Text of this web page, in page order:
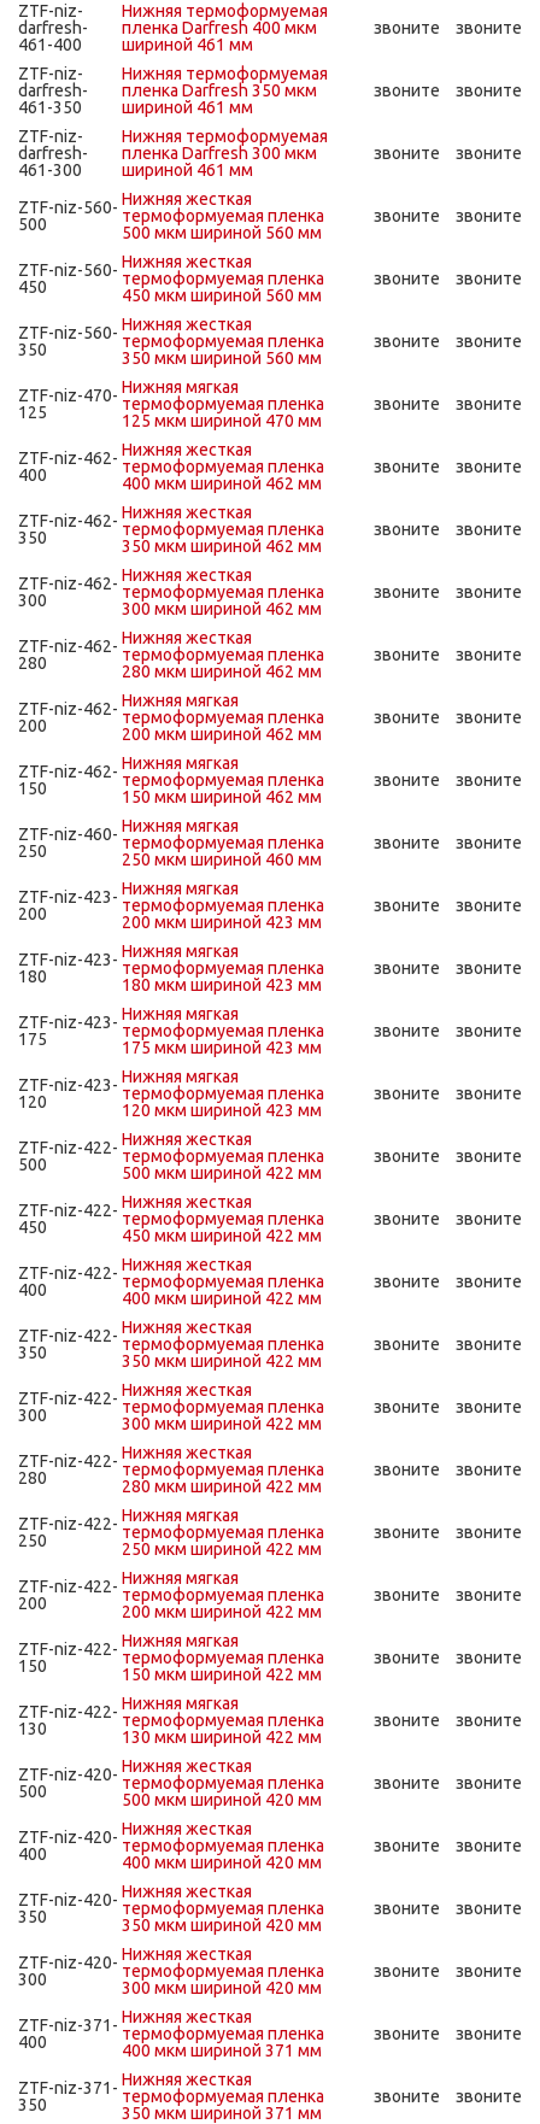
ZTF-niz-
darfresh-
461-400
Нижняя термоформуемая
пленка Darfresh 400 мкм
шириной 461 мм
звоните звоните
ZTF-niz-
darfresh-
461-350
Нижняя термоформуемая
пленка Darfresh 350 мкм
шириной 461 мм
звоните звоните
ZTF-niz-
darfresh-
461-300
Нижняя термоформуемая
пленка Darfresh 300 мкм
шириной 461 мм
звоните звоните
ZTF-niz-560-
500
Нижняя жесткая
термоформуемая пленка
500 мкм шириной 560 мм
звоните звоните
ZTF-niz-560-
450
Нижняя жесткая
термоформуемая пленка
450 мкм шириной 560 мм
звоните звоните
ZTF-niz-560-
350
Нижняя жесткая
термоформуемая пленка
350 мкм шириной 560 мм
звоните звоните
ZTF-niz-470-
125
Нижняя мягкая
термоформуемая пленка
125 мкм шириной 470 мм
звоните звоните
ZTF-niz-462-
400
Нижняя жесткая
термоформуемая пленка
400 мкм шириной 462 мм
звоните звоните
ZTF-niz-462-
350
Нижняя жесткая
термоформуемая пленка
350 мкм шириной 462 мм
звоните звоните
ZTF-niz-462-
300
Нижняя жесткая
термоформуемая пленка
300 мкм шириной 462 мм
звоните звоните
ZTF-niz-462-
280
Нижняя жесткая
термоформуемая пленка
280 мкм шириной 462 мм
звоните звоните
ZTF-niz-462-
200
Нижняя мягкая
термоформуемая пленка
200 мкм шириной 462 мм
звоните звоните
ZTF-niz-462-
150
Нижняя мягкая
термоформуемая пленка
150 мкм шириной 462 мм
звоните звоните
ZTF-niz-460-
250
Нижняя мягкая
термоформуемая пленка
250 мкм шириной 460 мм
звоните звоните
ZTF-niz-423-
200
Нижняя мягкая
термоформуемая пленка
200 мкм шириной 423 мм
звоните звоните
ZTF-niz-423-
180
Нижняя мягкая
термоформуемая пленка
180 мкм шириной 423 мм
звоните звоните
ZTF-niz-423-
175
Нижняя мягкая
термоформуемая пленка
175 мкм шириной 423 мм
звоните звоните
ZTF-niz-423-
120
Нижняя мягкая
термоформуемая пленка
120 мкм шириной 423 мм
звоните звоните
ZTF-niz-422-
500
Нижняя жесткая
термоформуемая пленка
500 мкм шириной 422 мм
звоните звоните
ZTF-niz-422-
450
Нижняя жесткая
термоформуемая пленка
450 мкм шириной 422 мм
звоните звоните
ZTF-niz-422-
400
Нижняя жесткая
термоформуемая пленка
400 мкм шириной 422 мм
звоните звоните
ZTF-niz-422-
350
Нижняя жесткая
термоформуемая пленка
350 мкм шириной 422 мм
звоните звоните
ZTF-niz-422-
300
Нижняя жесткая
термоформуемая пленка
300 мкм шириной 422 мм
звоните звоните
ZTF-niz-422-
280
Нижняя жесткая
термоформуемая пленка
280 мкм шириной 422 мм
звоните звоните
ZTF-niz-422-
250
Нижняя мягкая
термоформуемая пленка
250 мкм шириной 422 мм
звоните звоните
ZTF-niz-422-
200
Нижняя мягкая
термоформуемая пленка
200 мкм шириной 422 мм
звоните звоните
ZTF-niz-422-
150
Нижняя мягкая
термоформуемая пленка
150 мкм шириной 422 мм
звоните звоните
ZTF-niz-422-
130
Нижняя мягкая
термоформуемая пленка
130 мкм шириной 422 мм
звоните звоните
ZTF-niz-420-
500
Нижняя жесткая
термоформуемая пленка
500 мкм шириной 420 мм
звоните звоните
ZTF-niz-420-
400
Нижняя жесткая
термоформуемая пленка
400 мкм шириной 420 мм
звоните звоните
ZTF-niz-420-
350
Нижняя жесткая
термоформуемая пленка
350 мкм шириной 420 мм
звоните звоните
ZTF-niz-420-
300
Нижняя жесткая
термоформуемая пленка
300 мкм шириной 420 мм
звоните звоните
ZTF-niz-371-
400
Нижняя жесткая
термоформуемая пленка
400 мкм шириной 371 мм
звоните звоните
ZTF-niz-371-
350
Нижняя жесткая
термоформуемая пленка
350 мкм шириной 371 мм
звоните звоните